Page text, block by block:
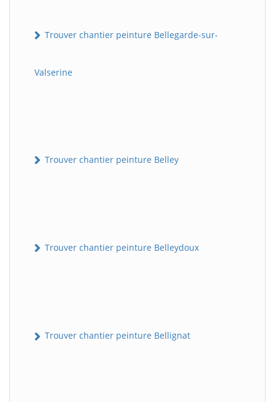
Trouver chantier peinture Bellegarde-sur-
Valserine
Trouver chantier peinture Belley
Trouver chantier peinture Belleydoux
Trouver chantier peinture Bellignat